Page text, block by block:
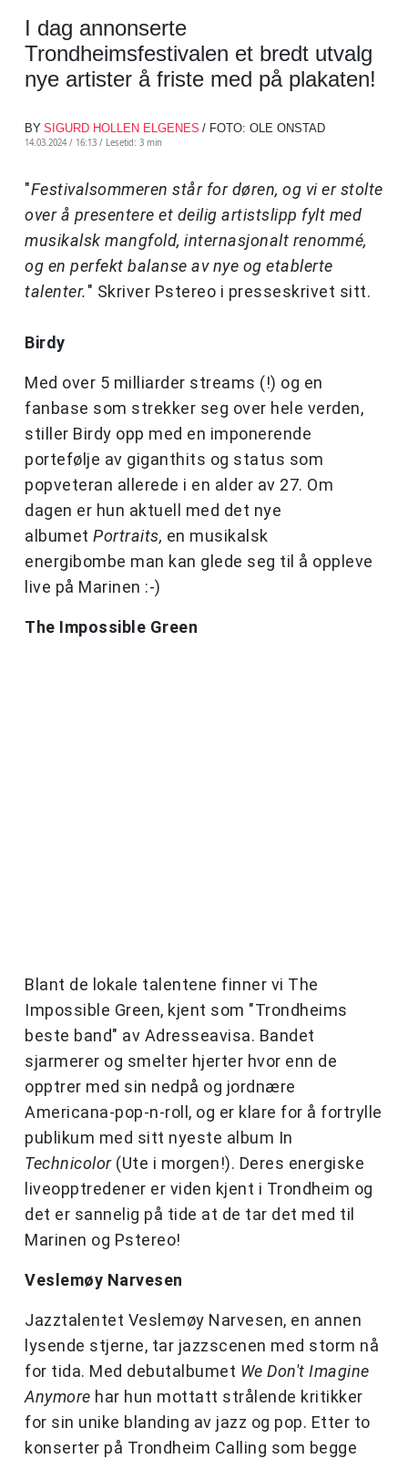
I dag annonserte
Trondheimsfestivalen et bredt utvalg
nye artister å friste med på plakaten!
BY SIGURD HOLLEN ELGENES / FOTO: OLE ONSTAD
14.03.2024 / 16:13 / Lesetid: 3 min
"Festivalsommeren står for døren, og vi er stolte
over å presentere et deilig artistslipp fylt med
musikalsk mangfold, internasjonalt renommé,
og en perfekt balanse av nye og etablerte
talenter." Skriver Pstereo i presseskrivet sitt.
Birdy
Med over 5 milliarder streams (!) og en
fanbase som strekker seg over hele verden,
stiller Birdy opp med en imponerende
portefølje av giganthits og status som
popveteran allerede i en alder av 27. Om
dagen er hun aktuell med det nye
albumet Portraits, en musikalsk
energibombe man kan glede seg til å oppleve
live på Marinen :-)
The Impossible Green
Blant de lokale talentene finner vi The
Impossible Green, kjent som "Trondheims
beste band" av Adresseavisa. Bandet
sjarmerer og smelter hjerter hvor enn de
opptrer med sin nedpå og jordnære
Americana-pop-n-roll, og er klare for å fortrylle
publikum med sitt nyeste album In
Technicolor(Ute i morgen!). Deres energiske
liveopptredener er viden kjent i Trondheim og
det er sannelig på tide at de tar det med til
Marinen og Pstereo!
Veslemøy Narvesen
Jazztalentet Veslemøy Narvesen, en annen
lysende stjerne, tar jazzscenen med storm nå
for tida. Med debutalbumet We Don't Imagine
Anymore har hun mottatt strålende kritikker
for sin unike blanding av jazz og pop. Etter to
konserter på Trondheim Calling som begge